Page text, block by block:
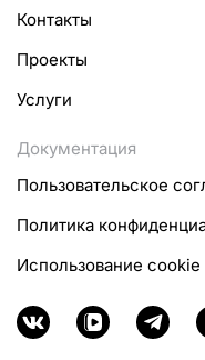
Контакты
Проекты
Услуги
Документация
Пользовательское
Политика
Использование cookie